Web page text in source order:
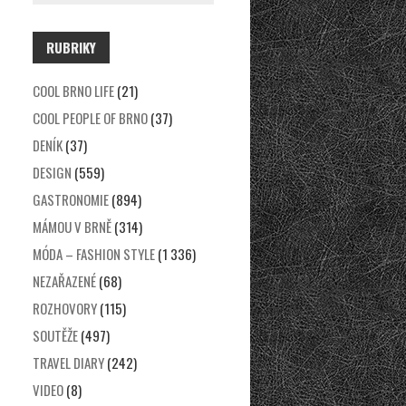
RUBRIKY
COOL BRNO LIFE(21)
COOL PEOPLE OF BRNO(37)
DENÍK(37)
DESIGN (559)
GASTRONOMIE(894)
MÁMOU V BRNĚ(314)
MÓDA – FASHION STYLE(1 336)
NEZAŘAZENÉ(68)
ROZHOVORY(115)
SOUTĚŽE(497)
TRAVEL DIARY(242)
VIDEO(8)